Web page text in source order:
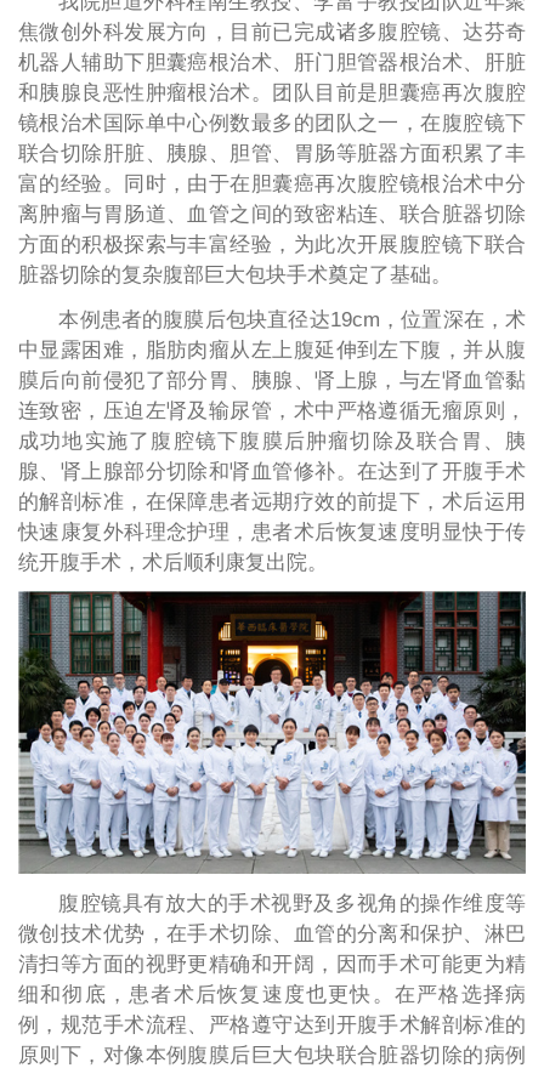
焦微创外科发展方向，目前已完成诸多腹腔镜、达芬奇
机器人辅助下胆囊癌根治术、肝门胆管器根治术、肝脏
和胰腺良恶性肿瘤根治术。团队目前是胆囊癌再次腹腔
镜根治术国际单中心例数最多的团队之一，在腹腔镜下
联合切除肝脏、胰腺、胆管、胃肠等脏器方面积累了丰
富的经验。同时，由于在胆囊癌再次腹腔镜根治术中分
离肿瘤与胃肠道、血管之间的致密粘连、联合脏器切除
方面的积极探索与丰富经验，为此次开展腹腔镜下联合
脏器切除的复杂腹部巨大包块手术奠定了基础。
本例患者的腹膜后包块直径达19cm，位置深在，术
中显露困难，脂肪肉瘤从左上腹延伸到左下腹，并从腹
膜后向前侵犯了部分胃、胰腺、肾上腺，与左肾血管黏
连致密，压迫左肾及输尿管，术中严格遵循无瘤原则，
成功地实施了腹腔镜下腹膜后肿瘤切除及联合胃、胰
腺、肾上腺部分切除和肾血管修补。在达到了开腹手术
的解剖标准，在保障患者远期疗效的前提下，术后运用
快速康复外科理念护理，患者术后恢复速度明显快于传
统开腹手术，术后顺利康复出院。
腹腔镜具有放大的手术视野及多视角的操作维度等
微创技术优势，在手术切除、血管的分离和保护、淋巴
清扫等方面的视野更精确和开阔，因而手术可能更为精
细和彻底，患者术后恢复速度也更快。在严格选择病
例，规范手术流程、严格遵守达到开腹手术解剖标准的
原则下，对像本例腹膜后巨大包块联合脏器切除的病例